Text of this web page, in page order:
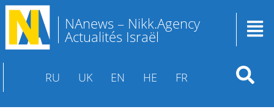
NAnews – Nikk.Agency
Actualités Israël
RU UK EN HE FR